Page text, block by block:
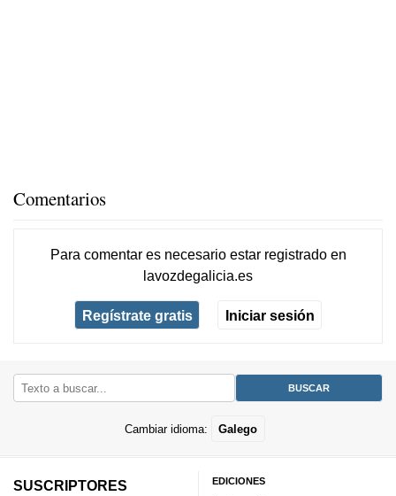
Comentarios
Para comentar es necesario estar registradoen
lavozdegalicia.es
Regístrate gratis Iniciar sesión
Cambiar idioma: Galego
SUSCRIPTORES
EDICIONES